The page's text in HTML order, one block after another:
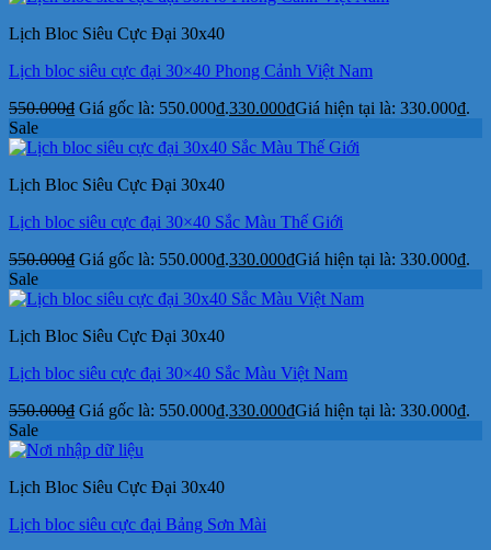
Lịch Bloc Siêu Cực Đại 30x40
Lịch bloc siêu cực đại 30×40 Phong Cảnh Việt Nam
550.000₫ Giá gốc là: 550.000₫.330.000₫Giá hiện tại là: 330.000₫.
Sale
Lịch Bloc Siêu Cực Đại 30x40
Lịch bloc siêu cực đại 30×40 Sắc Màu Thế Giới
550.000₫ Giá gốc là: 550.000₫.330.000₫Giá hiện tại là: 330.000₫.
Sale
Lịch Bloc Siêu Cực Đại 30x40
Lịch bloc siêu cực đại 30×40 Sắc Màu Việt Nam
550.000₫ Giá gốc là: 550.000₫.330.000₫Giá hiện tại là: 330.000₫.
Sale
Lịch Bloc Siêu Cực Đại 30x40
Lịch bloc siêu cực đại Bảng Sơn Mài